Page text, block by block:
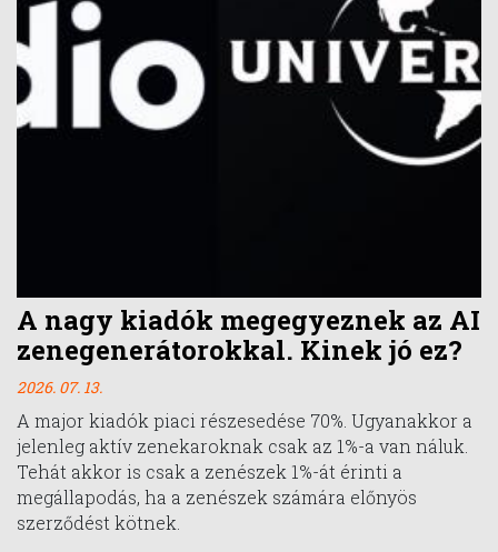
A nagy kiadók megegyeznek az AI
zenegenerátorokkal. Kinek jó ez?
2026. 07. 13.
A major kiadók piaci részesedése 70%. Ugyanakkor a
jelenleg aktív zenekaroknak csak az 1%-a van náluk.
Tehát akkor is csak a zenészek 1%-át érinti a
megállapodás, ha a zenészek számára előnyös
szerződést kötnek.